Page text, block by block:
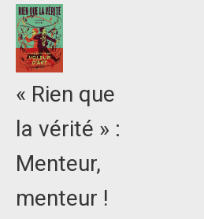
« Rien que
la vérité » :
Menteur,
menteur !